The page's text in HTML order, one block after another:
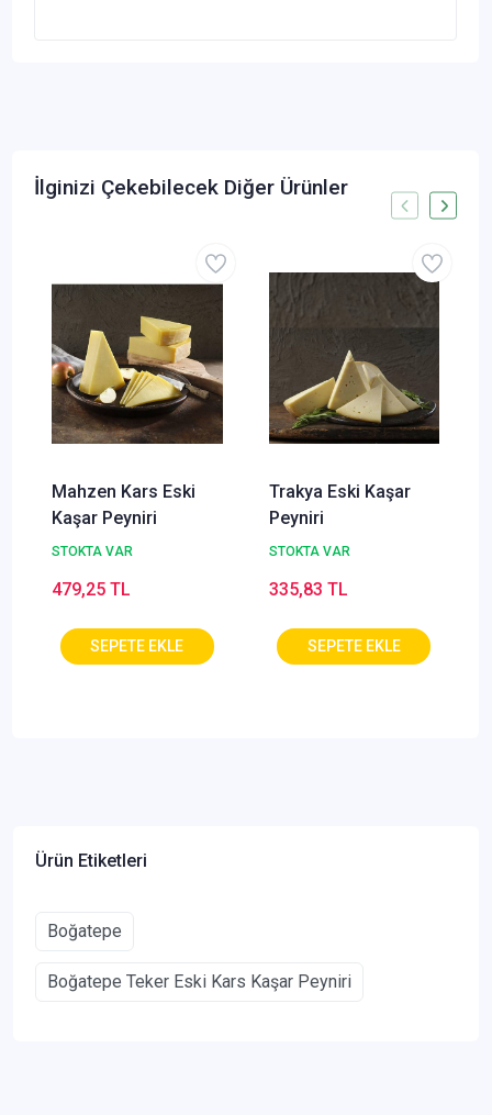
İlginizi Çekebilecek Diğer Ürünler
Mahzen Kars Eski
Kaşar Peyniri
STOKTA VAR
479,25 TL
Trakya Eski Kaşar
Peyniri
STOKTA VAR
335,83 TL
Ürün Etiketleri
Boğatepe
Boğatepe Teker Eski Kars Kaşar Peyniri